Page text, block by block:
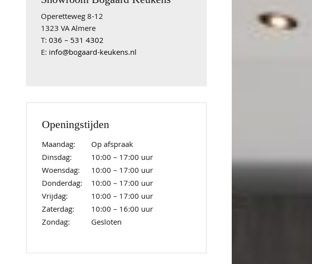
Operetteweg 8-12
1323 VA Almere
T:036 – 531 4302
E: info@bogaard-keukens.nl
Openingstijden
Maandag:
Op afspraak
Dinsdag:
10:00 – 17:00 uur
Woensdag:
10:00 – 17:00 uur
Donderdag:
10:00 – 17:00 uur
Vrijdag:
10:00 – 17:00 uur
Zaterdag:
10:00 – 16:00 uur
Zondag:
Gesloten